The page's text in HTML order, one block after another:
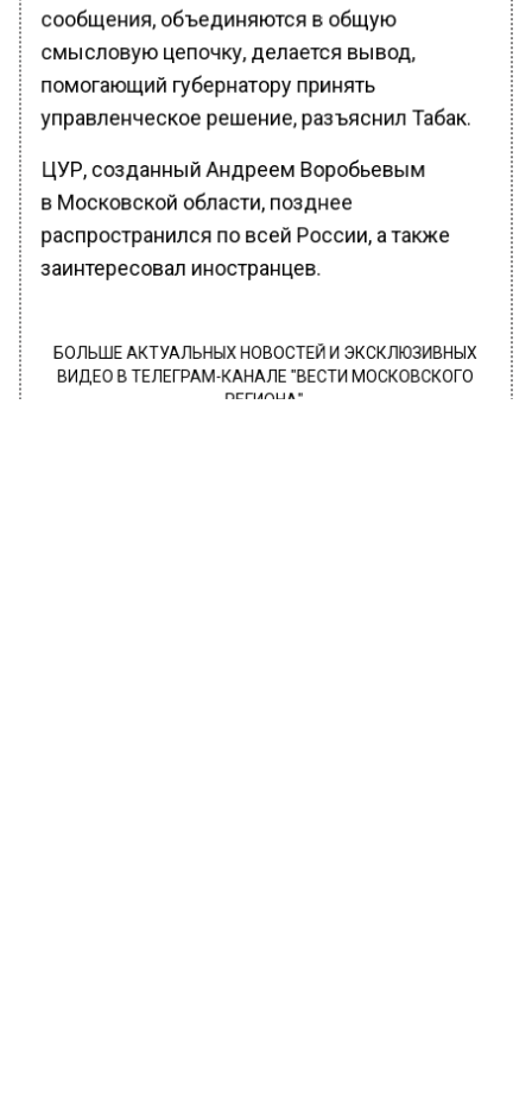
сообщения, объединяются в общую
смысловую цепочку, делается вывод,
помогающий губернатору принять
управленческое решение, разъяснил Табак.
ЦУР, созданный Андреем Воробьевым
в Московской области, позднее
распространился по всей России, а также
заинтересовал иностранцев.
БОЛЬШЕ АКТУАЛЬНЫХ НОВОСТЕЙ И ЭКСКЛЮЗИВНЫХ
ВИДЕО В ТЕЛЕГРАМ-КАНАЛЕ "ВЕСТИ МОСКОВСКОГО
РЕГИОНА".